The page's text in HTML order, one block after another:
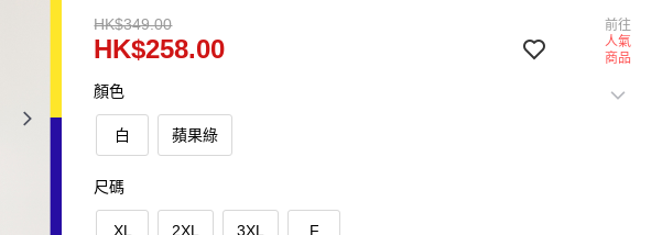
HK$349.00
HK$258.00
顏色
白 蘋果綠
尺碼
XL 2XL 3XL F
前往
人氣
商品